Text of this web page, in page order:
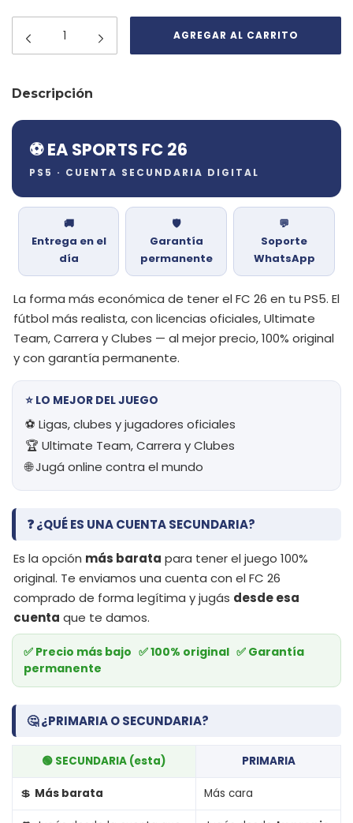
Descripción
⚽ EA SPORTS FC 26
PS5 · CUENTA SECUNDARIA DIGITAL
🚚
Entrega en el
día
🛡️
Garantía
permanente
💬
Soporte
WhatsApp
La forma más económica de tener el FC 26 en tu PS5. El
fútbol más realista, con licencias oficiales, Ultimate
Team, Carrera y Clubes — al mejor precio, 100% original
y con garantía permanente.
⭐ LO MEJOR DEL JUEGO
⚽ Ligas, clubes y jugadores oficiales
🏆 Ultimate Team, Carrera y Clubes
🌐 Jugá online contra el mundo
❓ ¿QUÉ ES UNA CUENTA SECUNDARIA?
Es la opción más barata para tener el juego 100%
original. Te enviamos una cuenta con el FC 26
comprado de forma legítima y jugás desde esa
cuenta que te damos.
✅ Precio más bajo ✅ 100% original ✅ Garantía
permanente
🤔 ¿PRIMARIA O SECUNDARIA?
🟢 SECUNDARIA (esta) PRIMARIA
💲 Más barata Más cara